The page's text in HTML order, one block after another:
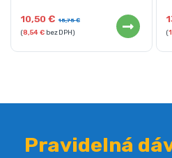
10,50€ 15,75€
(8,54€ bez DPH) (
Pravidelná